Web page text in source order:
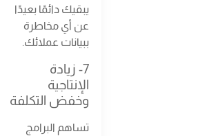
يبقيك دائمًا بعيدًا
عن أي مخاطرة
ببيانات عملائك.
7- زيادة
الإنتاجية
وخفض التكلفة
تساهم البرامج